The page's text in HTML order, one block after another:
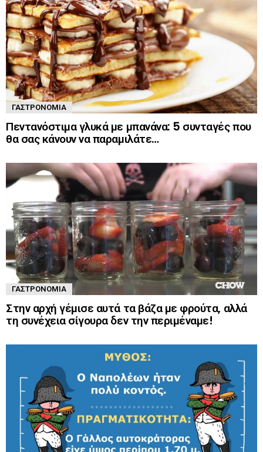
ΓΑΣΤΡΟΝΟΜΊΑ
Πεντανόστιμα γλυκά με μπανάνα: 5 συνταγές που
θα σας κάνουν να παραμιλάτε…
ΓΑΣΤΡΟΝΟΜΊΑ
Στην αρχή γέμισε αυτά τα βάζα με φρούτα, αλλά
τη συνέχεια σίγουρα δεν την περιμέναμε!